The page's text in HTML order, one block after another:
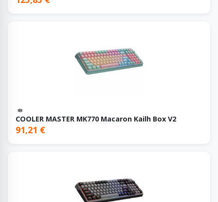
COOLER MASTER MK770 Macaron Kailh Box V2
91,21 €